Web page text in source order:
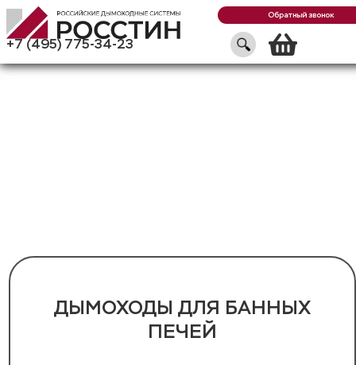
+7 (495) 775-34-23
Обратный звонок
ДЫМОХОДЫ ДЛЯ БАННЫХ
ПЕЧЕЙ